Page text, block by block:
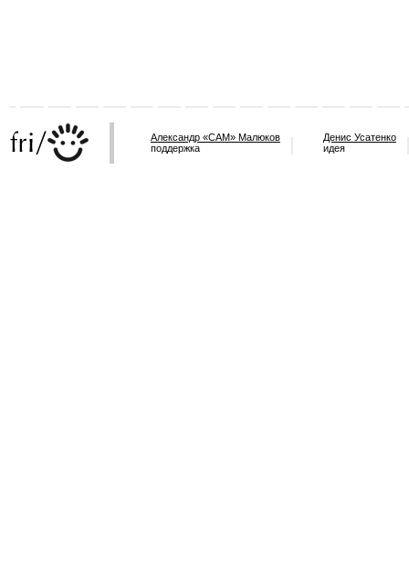
Александр «САМ» Малюков
поддержка
Денис Усатенко
идея